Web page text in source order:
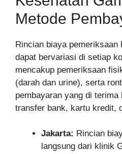
Metode
Rincian biaya pemeriksaan
dapat bervariasi di setiap
mencakup pemeriksaan
(darah dan urine), serta
pembayaran yang di terima
transfer bank, kartu kredit,
Jakarta: Rincian
langsung dari klinik